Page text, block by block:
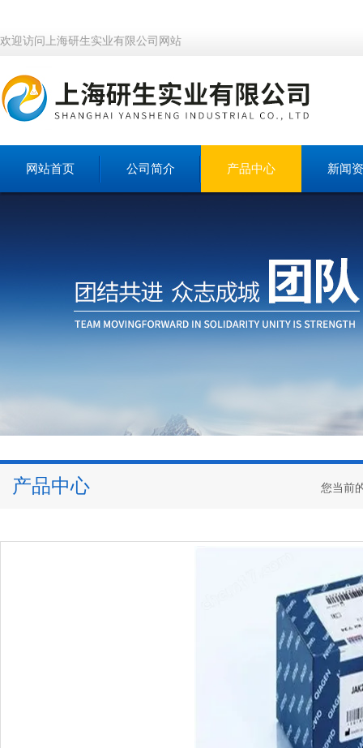
欢迎访问上海研生实业有限公司网站
网站首页 公司简介 产品中心 新闻
产品中心 您当前